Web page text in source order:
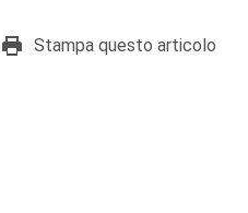
Stampa questo articolo